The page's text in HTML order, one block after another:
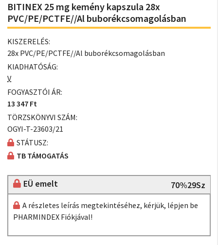
BITINEX 25 mg kemény kapszula 28x
PVC/PE/PCTFE//Al buborékcsomagolásban
KISZERELÉS:
28x PVC/PE/PCTFE//Al buborékcsomagolásban
KIADHATÓSÁG:
V
FOGYASZTÓI ÁR:
13 347 Ft
TÖRZSKÖNYVI SZÁM:
OGYI-T-23603/21
STÁTUSZ:
TB TÁMOGATÁS
EÜ emelt 70%29Sz
A részletes leírás megtekintéséhez, kérjük, lépjen be
PHARMINDEX Fiókjával!